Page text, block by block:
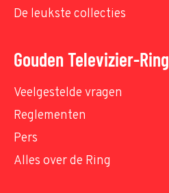
De leukste collecties
Gouden Televizier-Ring
Veelgestelde vragen
Reglementen
Pers
Alles over de Ring